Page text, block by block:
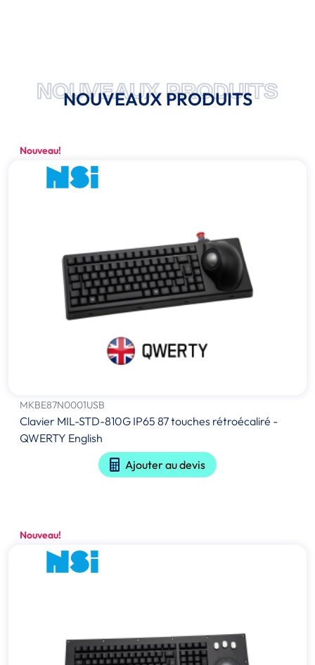
NOUVEAUX PRODUITS
NOUVEAUX PRODUITS
Nouveau!
MKBE87N0001USB
Clavier MIL-STD-810G IP65 87 touches rétroécaliré -
QWERTY English
Ajouter au devis
Nouveau!